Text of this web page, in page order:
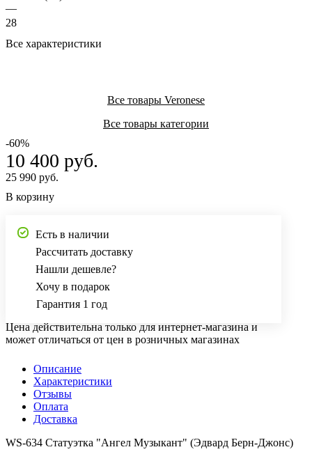
—
28
Все характеристики
Все товары Veronese
Все товары категории
-60%
10 400 руб.
25 990 руб.
В корзину
Есть в наличии
Рассчитать доставку
Нашли дешевле?
Хочу в подарок
Гарантия 1 год
Цена действительна только для интернет-магазина и
может отличаться от цен в розничных магазинах
Описание
Характеристики
Отзывы
Оплата
Доставка
WS-634 Статуэтка "Ангел Музыкант" (Эдвард Берн-Джонс)